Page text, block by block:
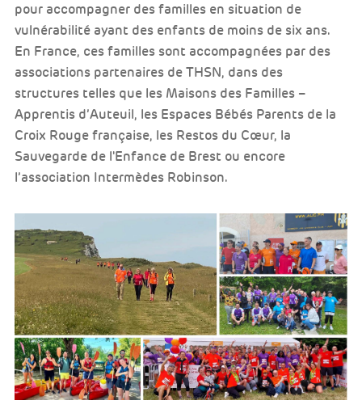
pour accompagner des familles en situation de
vulnérabilité ayant des enfants de moins de six ans.
En France, ces familles sont accompagnées par des
associations partenaires de THSN, dans des
structures telles que les Maisons des Familles –
Apprentis d’Auteuil, les Espaces Bébés Parents de la
Croix Rouge française, les Restos du Cœur, la
Sauvegarde de l'Enfance de Brest ou encore
l’association Intermèdes Robinson.